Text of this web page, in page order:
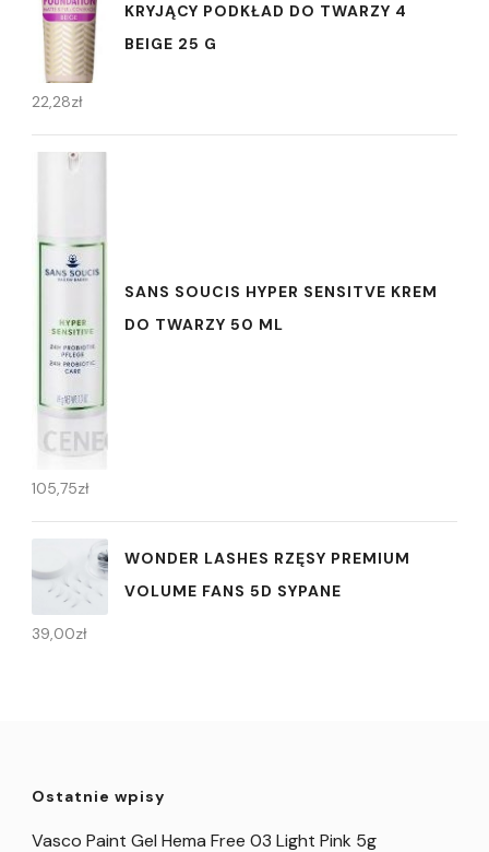
KRYJĄCY PODKŁAD DO TWARZY 4
BEIGE 25 G
22,28zł
SANS SOUCIS HYPER SENSITVE KREM
DO TWARZY 50 ML
105,75zł
WONDER LASHES RZĘSY PREMIUM
VOLUME FANS 5D SYPANE
39,00zł
Ostatnie wpisy
Vasco Paint Gel Hema Free 03 Light Pink 5g